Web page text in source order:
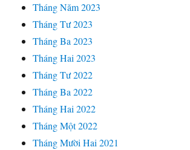
Tháng Năm 2023
Tháng Tư 2023
Tháng Ba 2023
Tháng Hai 2023
Tháng Tư 2022
Tháng Ba 2022
Tháng Hai 2022
Tháng Một 2022
Tháng Mười Hai 2021